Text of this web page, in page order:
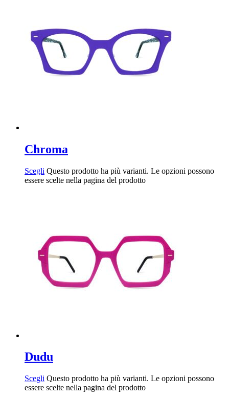
Chroma
Scegli Questo prodotto ha più varianti. Le opzioni possono
essere scelte nella pagina del prodotto
Dudu
Scegli Questo prodotto ha più varianti. Le opzioni possono
essere scelte nella pagina del prodotto